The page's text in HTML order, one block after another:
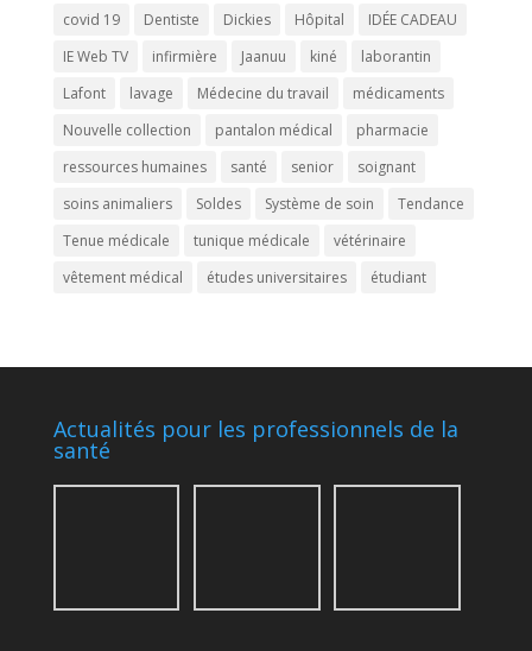
covid 19
Dentiste Dickies Hôpital
IDÉE CADEAU
IE Web TV
infirmière Jaanuu kiné
laborantin
Lafont
lavage Médecine du travail
médicaments
Nouvelle collection
pantalon médical
pharmacie
ressources humaines
santé senior
soignant
soins animaliers
Soldes Système de soin
Tendance
Tenue médicale
tunique médicale
vétérinaire
vêtement médical
études universitaires étudiant
Actualités pour les professionnels de la
santé